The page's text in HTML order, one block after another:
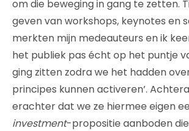
om die beweging in gang te zetten.
geven van workshops, keynotes en
merkten mijn medeauteurs en ik
het publiek pas écht op het puntje
ging zitten zodra we het hadden
principes kunnen activeren’.
erachter dat we ze hiermee eigen
investment-propositie aanboden